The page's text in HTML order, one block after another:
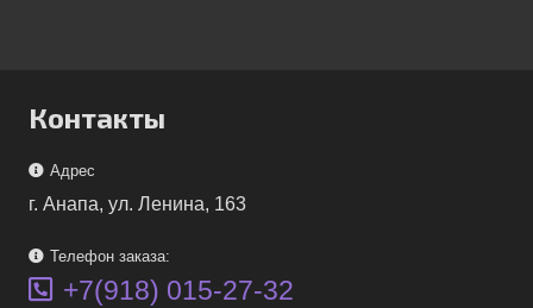
Контакты
Адрес
г. Анапа, ул. Ленина, 163
Телефон заказа:
+7(918) 015-27-32